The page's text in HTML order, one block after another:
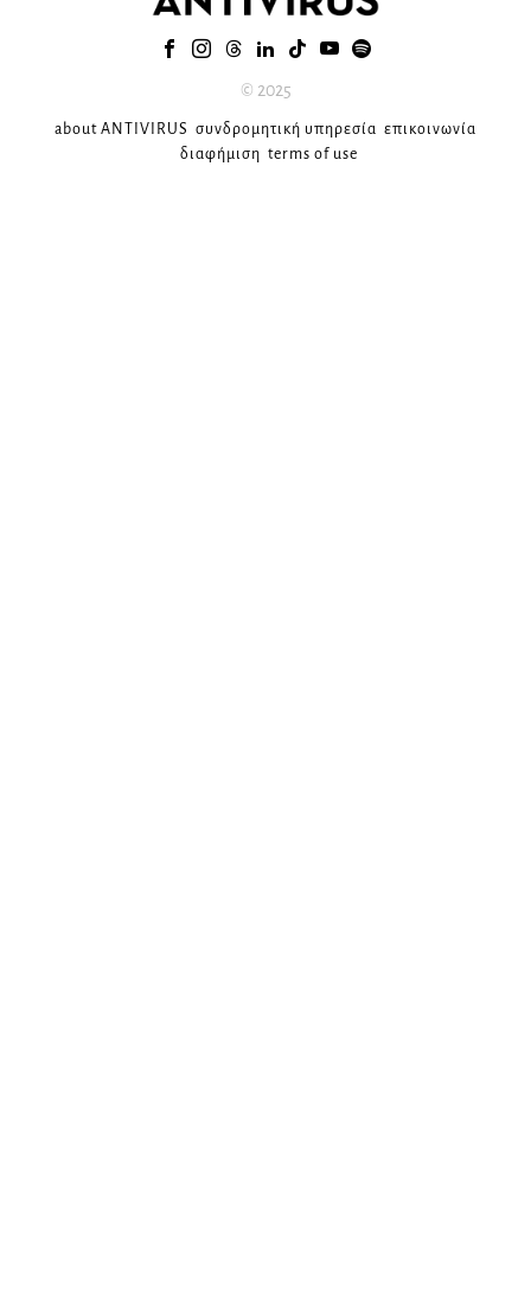
© 2025
about ANTIVIRUS συνδρομητική υπηρεσία επικοινωνία
διαφήμιση terms of use